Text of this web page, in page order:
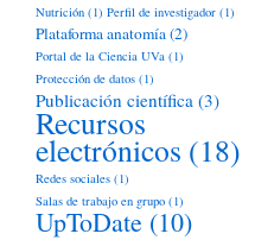
Nutrición (1) Perfil de investigador (1)
Plataforma anatomía(2)
Portal de la Ciencia UVa (1)
Protección de datos (1)
Publicación científica (3)
Recursos
electrónicos (18)
Redes sociales (1)
Salas de trabajo en grupo (1)
UpToDate (10)